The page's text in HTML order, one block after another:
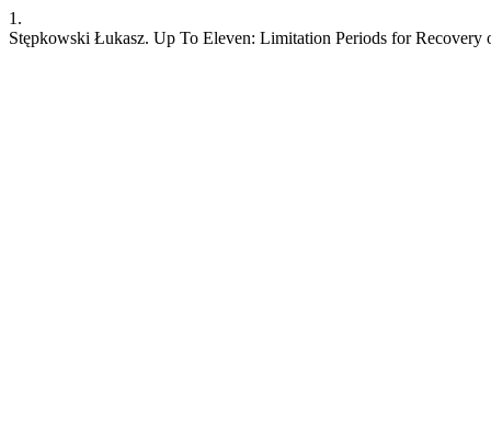
1.
Stępkowski Łukasz. Up To Eleven: Limitation Periods for